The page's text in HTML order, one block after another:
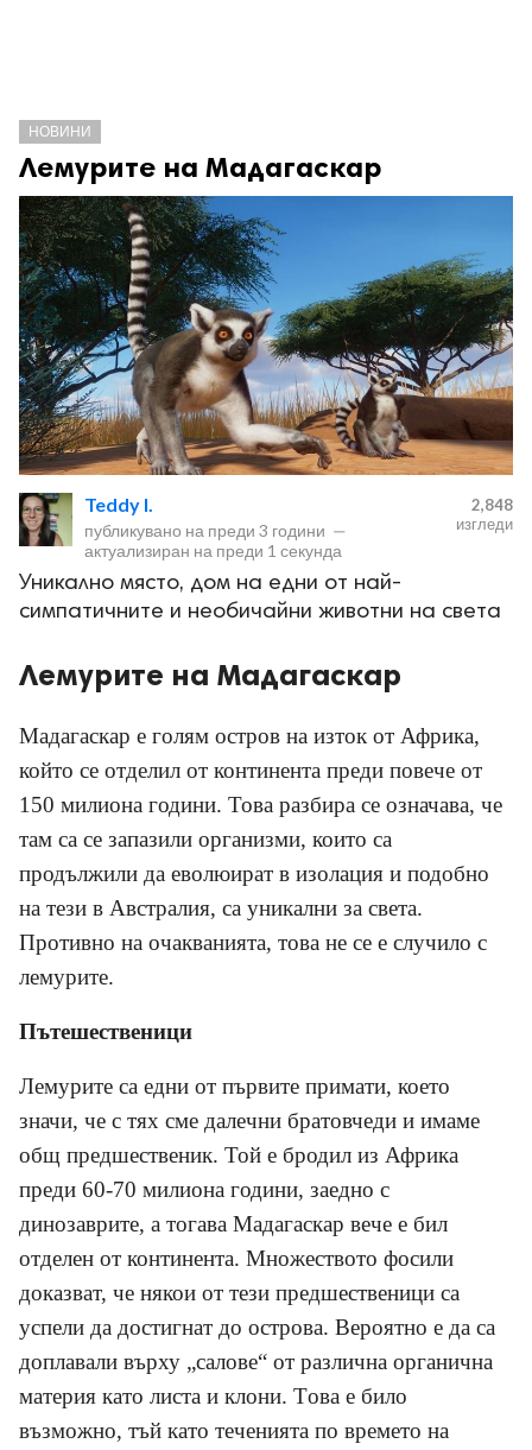
НОВИНИ
Лемурите на Мадагаскар
Teddy I.
публикувано на преди 3 години —
актуализиран на преди 1 секунда
2,848
изгледи
Уникално място, дом на едни от най-
симпатичните и необичайни животни на света
Лемурите на Мадагаскар
Мадагаскар е голям остров на изток от Африка,
който се отделил от континента преди повече от
150 милиона години. Това разбира се означава, че
там са се запазили организми, които са
продължили да еволюират в изолация и подобно
на тези в Австралия, са уникални за света.
Противно на очакванията, това не се е случило с
лемурите.
Пътешественици
Лемурите са едни от първите примати, което
значи, че с тях сме далечни братовчеди и имаме
общ предшественик. Той е бродил из Африка
преди 60-70 милиона години, заедно с
динозаврите, а тогава Мадагаскар вече е бил
отделен от континента. Множеството фосили
доказват, че някои от тези предшественици са
успели да достигнат до острова. Вероятно е да са
доплавали върху „салове“ от различна органична
материя като листа и клони. Tова е било
възможно, тъй като теченията по времето на